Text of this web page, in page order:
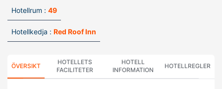
Hotellrum : 49
Hotellkedja : Red Roof Inn
ÖVERSIKT
HOTELLETS
FACILITETER
HOTELL
INFORMATION
HOTELLREGLER